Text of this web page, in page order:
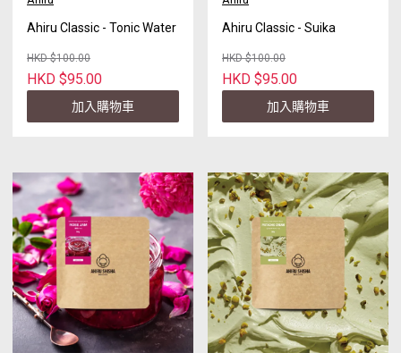
Ahiru Classic - Tonic Water
HKD $100.00
HKD $95.00
加入購物車
Ahiru Classic - Suika
HKD $100.00
HKD $95.00
加入購物車